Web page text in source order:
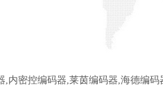
,内密控编码器,莱茵编码器,海德编